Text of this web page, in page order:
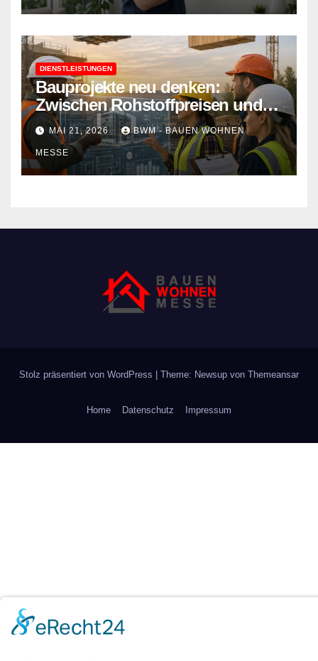
DIENSTLEISTUNGEN
Bauprojekte neu denken:
Zwischen Rohstoffpreisen und
rechtlichen Hürden den Überblick
behalten
MAI 21, 2026 BWM - BAUEN WOHNEN
MESSE
Stolz präsentiert von WordPress Theme: Newsup von Themeansar
Home Datenschutz Impressum